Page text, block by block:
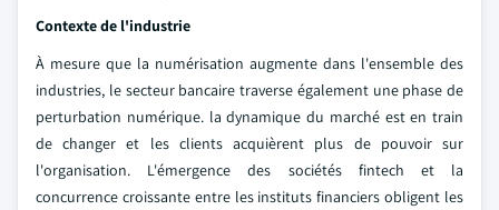
Contexte de l'industrie
À mesure que la numérisation augmente dans l'ensemble des
industries, le secteur bancaire traverse également une phase de
perturbation numérique. la dynamique du marché est en train
de changer et les clients acquièrent plus de pouvoir sur
l'organisation. L'émergence des sociétés fintech et la
concurrence croissante entre les instituts financiers obligent les